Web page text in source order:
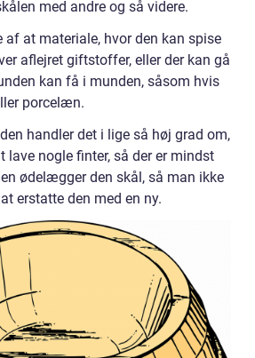
med andre og så videre.
af at materiale, hvor den kan spise
aflejret giftstoffer, eller der kan gå
kan få i munden, såsom hvis
porcelæn.
handler det i lige så høj grad om,
lave nogle finter, så der er mindst
ødelægger den skål, så man ikke
erstatte den med en ny.